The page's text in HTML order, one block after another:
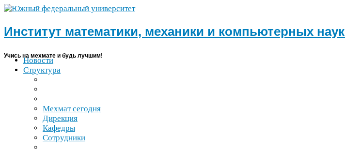
Институт математики, механики и компьютерных наук
Учись на мехмате и будь лучшим!
Новости
Структура
Мехмат сегодня
Дирекция
Кафедры
Сотрудники